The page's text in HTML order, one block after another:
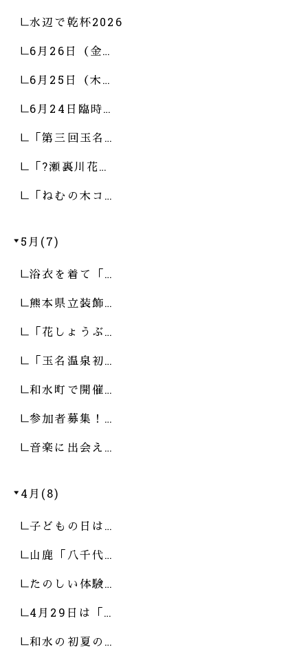
水辺で乾杯2026
6月26日（金…
6月25日（木…
6月24日臨時…
「第三回玉名…
「?瀬裏川花…
「ねむの木コ…
5月(7)
浴衣を着て「…
熊本県立装飾…
「花しょうぶ…
「玉名温泉初…
和水町で開催…
参加者募集！…
音楽に出会え…
4月(8)
子どもの日は…
山鹿「八千代…
たのしい体験…
4月29日は「…
和水の初夏の…